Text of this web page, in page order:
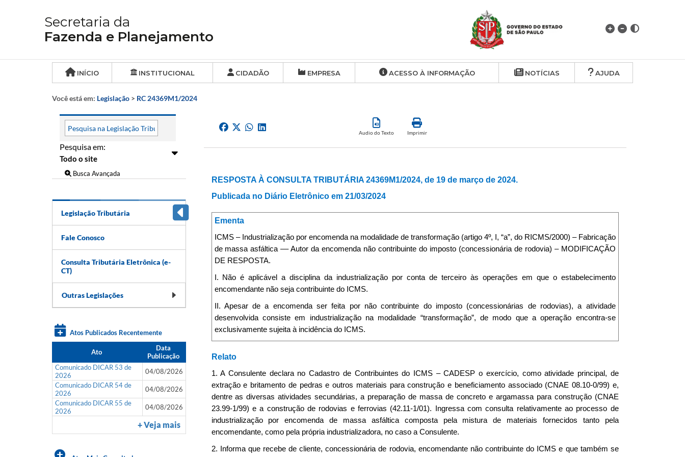
Secretaria da
Fazenda e Planejamento
INÍCIO INSTITUCIONAL CIDADÃO EMPRESA ACESSO À INFORMAÇÃO NOTÍCIAS AJUDA
Você está em: Legislação > RC 24369M1/2024
Pesquisa em:
Busca Avançada
Legislação Tributária
Fale Conosco
Consulta Tributária Eletrônica (e-
CT)
Outras Legislações
Atos Publicados Recentemente
Ato
Data
Publicação
Comunicado DICAR 53 de
2026
04/08/2026
Comunicado DICAR 54 de
2026
04/08/2026
Comunicado DICAR 55 de
2026
04/08/2026
+ Veja mais
Audio do Texto Imprimir
RESPOSTA À CONSULTA TRIBUTÁRIA 24369M1/2024, de 19 de março de 2024.
Publicada no Diário Eletrônico em 21/03/2024
Ementa
ICMS – Industrialização por encomenda na modalidade de transformação (artigo 4º, I, “a”, do RICMS/2000) – Fabricação
de massa asfáltica –– Autor da encomenda não contribuinte do imposto (concessionária de rodovia) – MODIFICAÇÃO
DE RESPOSTA.
I. Não é aplicável a disciplina da industrialização por conta de terceiro às operações em que o estabelecimento
encomendante não seja contribuinte do ICMS.
II. Apesar de a encomenda ser feita por não contribuinte do imposto (concessionárias de rodovias), a atividade
desenvolvida consiste em industrialização na modalidade “transformação”, de modo que a operação encontra-se
exclusivamente sujeita à incidência do ICMS.
Relato
1. A Consulente declara no Cadastro de Contribuintes do ICMS – CADESP o exercício, como atividade principal, de
extração e britamento de pedras e outros materiais para construção e beneficiamento associado (CNAE 08.10-0/99) e,
dentre as diversas atividades secundárias, a preparação de massa de concreto e argamassa para construção (CNAE
23.99-1/99) e a construção de rodovias e ferrovias (42.11-1/01). Ingressa com consulta relativamente ao processo de
industrialização por encomenda de massa asfáltica composta pela mistura de materiais fornecidos tanto pela
encomendante, como pela própria industrializadora, no caso a Consulente.
2. Informa que recebe de cliente, concessionária de rodovia, encomendante não contribuinte do ICMS e que também se